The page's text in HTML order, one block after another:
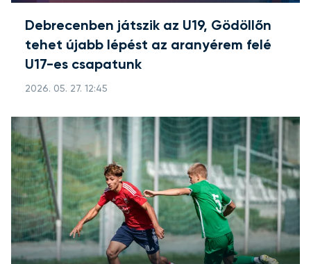
Debrecenben játszik az U19, Gödöllőn
tehet újabb lépést az aranyérem felé
U17-es csapatunk
2026. 05. 27. 12:45